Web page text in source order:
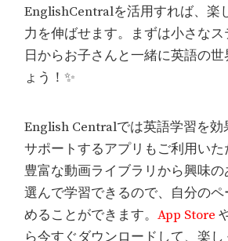
EnglishCentralを活用すれば、楽
力を伸ばせます。まずは小さな
日からお子さんと一緒に英語の
ょう！✨
English Centralでは英語学習を効
サポートするアプリもご利用い
豊富な動画ライブラリから興味
選んで学習できるので、自分の
めることができます。App Store
ら今すぐダウンロードして、楽